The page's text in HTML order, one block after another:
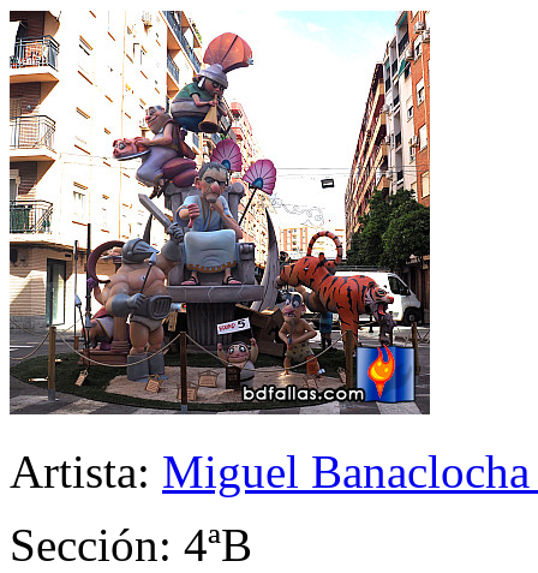
Artista: Miguel
Sección: 4ªB